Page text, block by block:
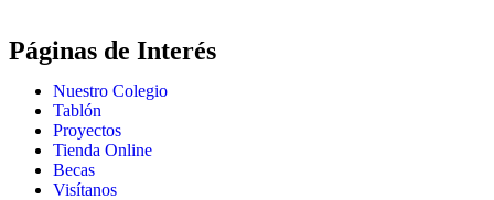
Páginas de Interés
Nuestro Colegio
Tablón
Proyectos
Tienda Online
Becas
Visítanos